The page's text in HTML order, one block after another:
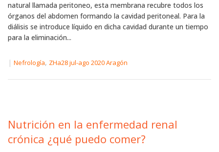
natural llamada peritoneo, esta membrana recubre todos los
órganos del abdomen formando la cavidad peritoneal. Para la
diálisis se introduce líquido en dicha cavidad durante un tiempo
para la eliminación...
| Nefrología, ZHa28 jul-ago 2020 Aragón
Nutrición en la enfermedad renal
crónica ¿qué puedo comer?